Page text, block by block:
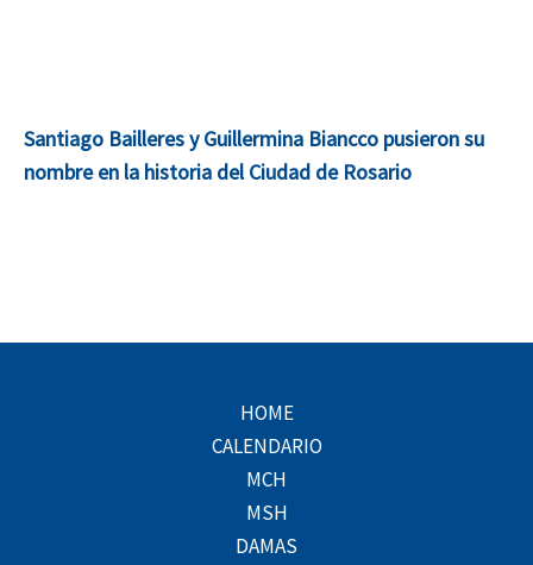
Santiago Bailleres y Guillermina Biancco pusieron su
nombre en la historia del Ciudad de Rosario
HOME
CALENDARIO
MCH
MSH
DAMAS